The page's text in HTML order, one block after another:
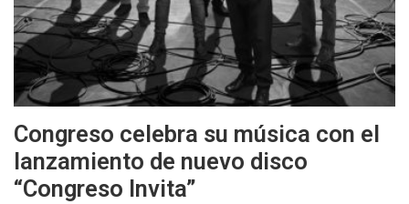
Congreso celebra su música con el
lanzamiento de nuevo disco
“Congreso Invita”